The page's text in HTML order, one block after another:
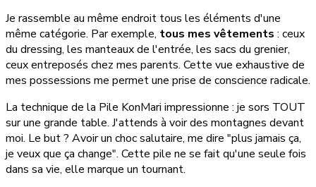
Je rassemble au même endroit tous les éléments d'une
même catégorie. Par exemple, tous mes vêtements : ceux
du dressing, les manteaux de l'entrée, les sacs du grenier,
ceux entreposés chez mes parents. Cette vue exhaustive de
mes possessions me permet une prise de conscience radicale.
La technique de la Pile KonMari impressionne : je sors TOUT
sur une grande table. J'attends à voir des montagnes devant
moi. Le but ? Avoir un choc salutaire, me dire "plus jamais ça,
je veux que ça change". Cette pile ne se fait qu'une seule fois
dans sa vie, elle marque un tournant.